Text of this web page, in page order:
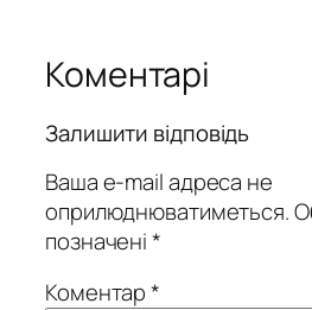
Коментарі
Залишити відповідь
Ваша e-mail адреса не
оприлюднюватиметься.
позначені*
Коментар*